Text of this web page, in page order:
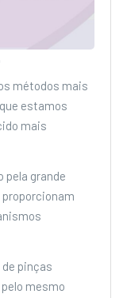
métodos mais
estamos
mais
pela grande
pinças
mesmo